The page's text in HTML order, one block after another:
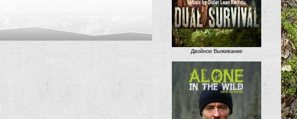
Двойное Выживание